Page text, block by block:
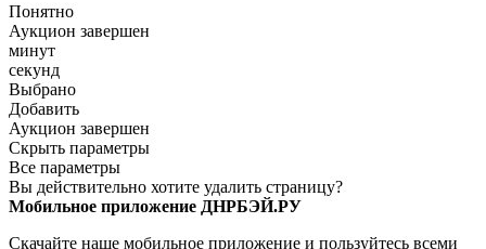
Понятно
Аукцион завершен
минут
секунд
Выбрано
Добавить
Аукцион завершен
Скрыть параметры
Все параметры
Вы действительно хотите удалить страницу?
Мобильное приложение ДНРБЭЙ.РУ
Скачайте наше мобильное приложение и пользуйтесь всеми